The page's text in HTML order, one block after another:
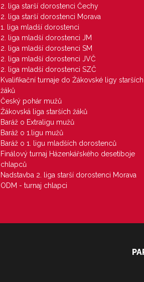
2. liga starší dorostenci Čechy
2. liga starší dorostenci Morava
1. liga mladší dorostenci
2. liga mladší dorostenci JM
2. liga mladší dorostenci SM
2. liga mladší dorostenci JVČ
2. liga mladší dorostenci SZČ
Kvalifikační turnaje do Žákovské ligy starších
žáků
Český pohár mužů
Žákovská liga starších žáků
Baráž o Extraligu mužů
Baráž o 1.ligu mužů
Baráž o 1. ligu mladších dorostenců
Finálový turnaj Házenkářského desetiboje
chlapců
Nadstavba 2. liga starší dorostenci Morava
ODM - turnaj chlapci